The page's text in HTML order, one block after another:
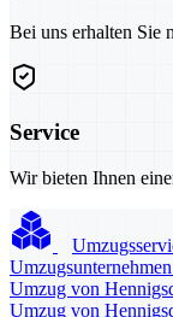
Bei uns erhalten Sie
Service
Wir bieten Ihnen
Umzug von
Umzug von